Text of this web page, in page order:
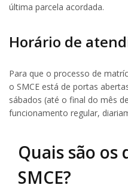
última parcela acordada.
Horário de
Para que o processo de
o SMCE está de portas
sábados (até o final do mês
funcionamento regular,
Quais são
SMCE?